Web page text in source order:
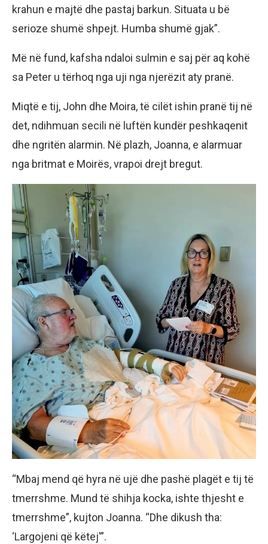
krahun e majtë dhe pastaj barkun. Situata u bë
serioze shumë shpejt. Humba shumë gjak”.
Më në fund, kafsha ndaloi sulmin e saj për aq kohë
sa Peter u tërhoq nga uji nga njerëzit aty pranë.
Miqtë e tij, John dhe Moira, të cilët ishin pranë tij në
det, ndihmuan secili në luftën kundër peshkaqenit
dhe ngritën alarmin. Në plazh, Joanna, e alarmuar
nga britmat e Moirës, vrapoi drejt bregut.
“Mbaj mend që hyra në ujë dhe pashë plagët e tij të
tmerrshme. Mund të shihja kocka, ishte thjesht e
tmerrshme”, kujton Joanna. “Dhe dikush tha:
‘Largojeni që këtej'”.